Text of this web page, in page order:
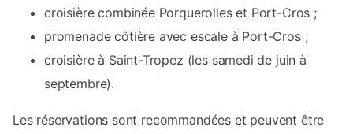
croisière combinée Porquerolles et Port-Cros ;
promenade côtière avec escale à Port-Cros ;
croisière à Saint-Tropez (les samedi de juin à
septembre).
Les réservations sont recommandées et peuvent être